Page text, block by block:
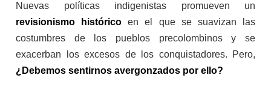
Nuevas políticas indigenistas promueven un
revisionismo histórico en el que se suavizan las
costumbres de los pueblos precolombinos y se
exacerban los excesos de los conquistadores. Pero,
¿Debemos sentirnos avergonzados por ello?